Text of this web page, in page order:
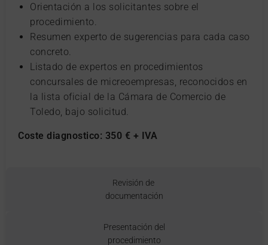
Revisión de
documentación
Presentación del
procedimiento
Orientación a los solicitantes sobre el
procedimiento.
Resumen experto de sugerencias para cada caso
concreto.
Listado de expertos en procedimientos
concursales de micreoempresas, reconocidos en
la lista oficial de la Cámara de Comercio de
Toledo, bajo solicitud.
Coste diagnostico: 350 € + IVA